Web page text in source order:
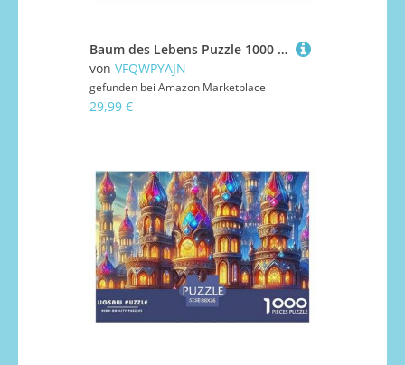
Baum des Lebens Puzzle 1000 Teile Für Erwachsene Kinder Clevere Rätsel Für Pädagogisches Spiel 70x50cm/1000pcs
von VFQWPYAJN
gefunden bei Amazon Marketplace
29,99 €